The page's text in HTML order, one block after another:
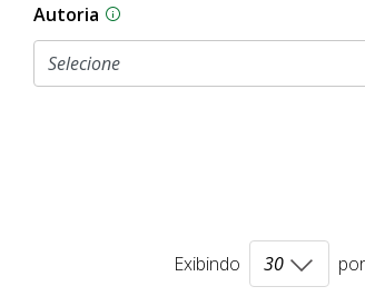
Autoria As proposições legislativas
Exibindo